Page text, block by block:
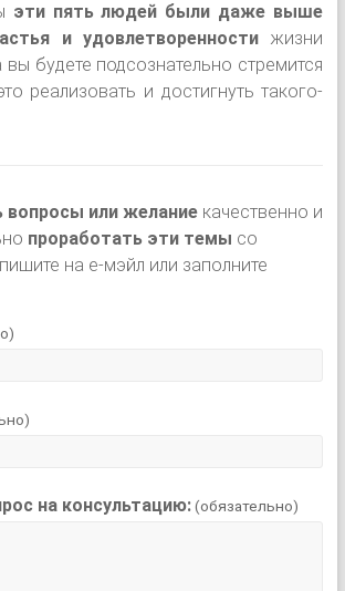
эти пять людей были даже выше
и удовлетворенностижизни
будете подсознательно стремится
реализовать и достигнуть такого-
вопросы или желаниекачественно и
проработать эти темы со
на е-мэйл или заполните
на консультацию: (обязательно)